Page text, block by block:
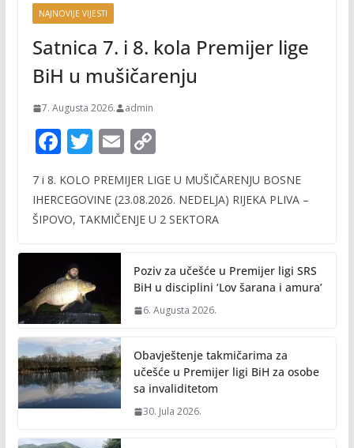
NAJNOVIJE VIJESTI
Satnica 7. i 8. kola Premijer lige
BiH u mušičarenju
7. Augusta 2026. admin
F
e
b
o
k
T
itt
er
E
ai
l
C
p
y
n
k
7 i 8. KOLO PREMIJER LIGE U MUŠIČARENJU BOSNE
IHERCEGOVINE (23.08.2026. NEDELJA) RIJEKA PLIVA –
ŠIPOVO, TAKMIČENJE U 2 SEKTORA
Poziv za učešće u Premijer ligi SRS
BiH u disciplini ‘Lov šarana i amura’
6. Augusta 2026.
Obavještenje takmičarima za
učešće u Premijer ligi BiH za osobe
sa invaliditetom
30. Jula 2026.